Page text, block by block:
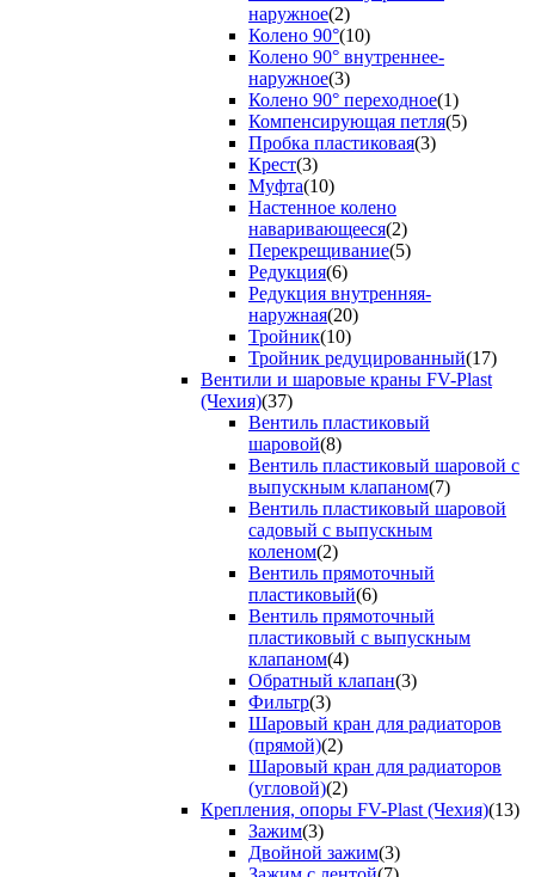
наружное(2)
Колено 90°(10)
Колено 90° внутреннее-
наружное(3)
Колено 90° переходное(1)
Компенсирующая петля(5)
Пробка пластиковая(3)
Крест(3)
Муфта(10)
Настенное колено
наваривающееся(2)
Перекрещивание(5)
Редукция(6)
Редукция внутренняя-
наружная(20)
Тройник(10)
Тройник редуцированный(17)
Вентили и шаровые краны FV-Plast
(Чехия)(37)
Вентиль пластиковый
шаровой(8)
Вентиль пластиковый шаровой с
выпускным клапаном(7)
Вентиль пластиковый шаровой
садовый с выпускным
коленом(2)
Вентиль прямоточный
пластиковый(6)
Вентиль прямоточный
пластиковый с выпускным
клапаном(4)
Обратный клапан(3)
Фильтр(3)
Шаровый кран для радиаторов
(прямой)(2)
Шаровый кран для радиаторов
(угловой)(2)
Крепления, опоры FV-Plast (Чехия)(13)
Зажим(3)
Двойной зажим(3)